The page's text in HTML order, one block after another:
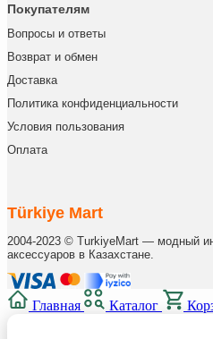
Покупателям
Вопросы и ответы
Возврат и обмен
Доставка
Политика конфиденциальности
Условия пользования
Оплата
Türkiye Mart
2004-2023 © TurkiyeMart — модный
аксессуаров в Казахстане.
Главная Каталог